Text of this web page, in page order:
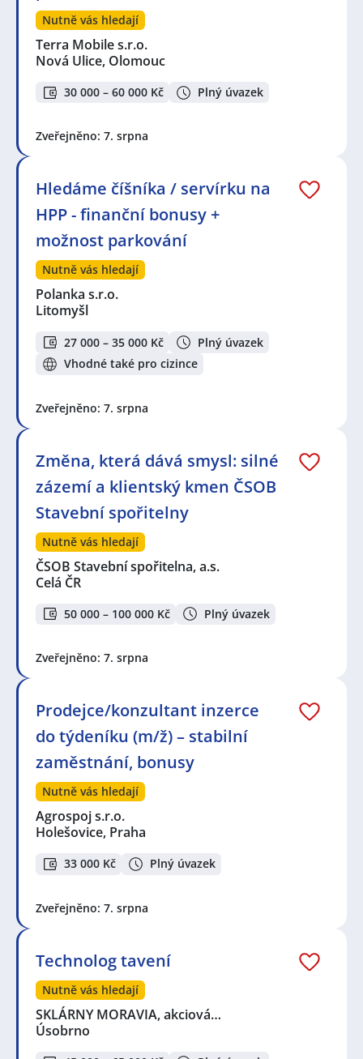
Nutně vás hledají
Terra Mobile s.r.o.
Nová Ulice, Olomouc
30 000 – 60 000 Kč Plný úvazek
Zveřejněno: 7. srpna
Hledáme číšníka / servírku na
HPP - finanční bonusy +
možnost parkování
Nutně vás hledají
Polanka s.r.o.
Litomyšl
27 000 – 35 000 Kč
Plný úvazek
Vhodné také pro cizince
Zveřejněno: 7. srpna
Změna, která dává smysl: silné
zázemí a klientský kmen ČSOB
Stavební spořitelny
Nutně vás hledají
ČSOB Stavební spořitelna, a.s.
Celá ČR
50 000 – 100 000 Kč Plný úvazek
Zveřejněno: 7. srpna
Prodejce/konzultant inzerce
do týdeníku (m/ž) – stabilní
zaměstnání, bonusy
Nutně vás hledají
Agrospoj s.r.o.
Holešovice, Praha
33 000 Kč Plný úvazek
Zveřejněno: 7. srpna
Technolog tavení
Nutně vás hledají
SKLÁRNY MORAVIA, akciová…
Úsobrno